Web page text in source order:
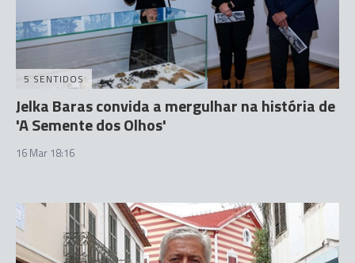
5 SENTIDOS
Jelka Baras convida a mergulhar na história de
'A Semente dos Olhos'
16 Mar 18:16